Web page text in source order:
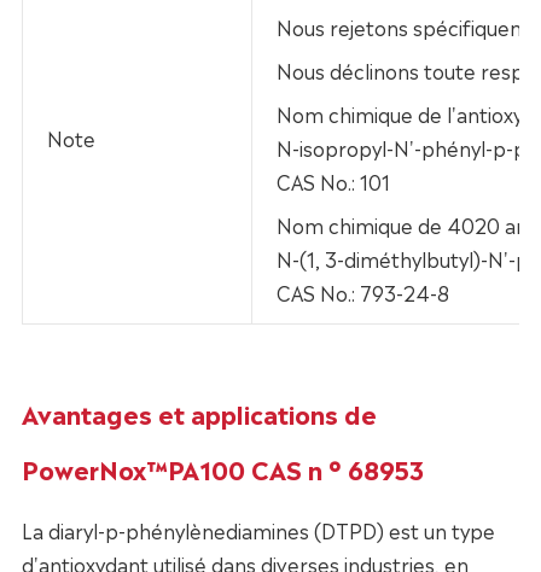
Note
Nous rejetons
Nous déclinons toute
Nom chimique de
N-isopropyl-N'-phényl-p-
CAS No.: 101
Nom chimique de 4020
N-(1, 3-diméthylbutyl)-N'-
CAS No.: 793-24-8
Avantages et applications de
PowerNox™PA100 CAS n ° 68953
La diaryl-p-phénylènediamines (DTPD) est un type
d'antioxydant utilisé dans diverses industries, en